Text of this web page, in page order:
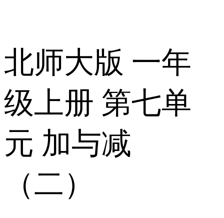
北师大版 一年
级上册 第七单
元 加与减
（二）